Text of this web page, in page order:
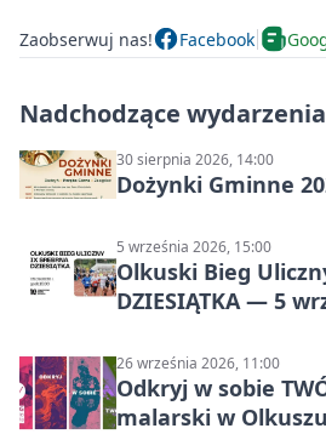
Zaobserwuj nas! Facebook
Nadchodzące wydarzenia
30 sierpnia 2026, 14:00
Dożynki Gminne
5 września 2026, 15:00
Olkuski Bieg
DZIESIĄTKA — 5
26 września 2026, 11:00
Odkryj w sobie
malarski w